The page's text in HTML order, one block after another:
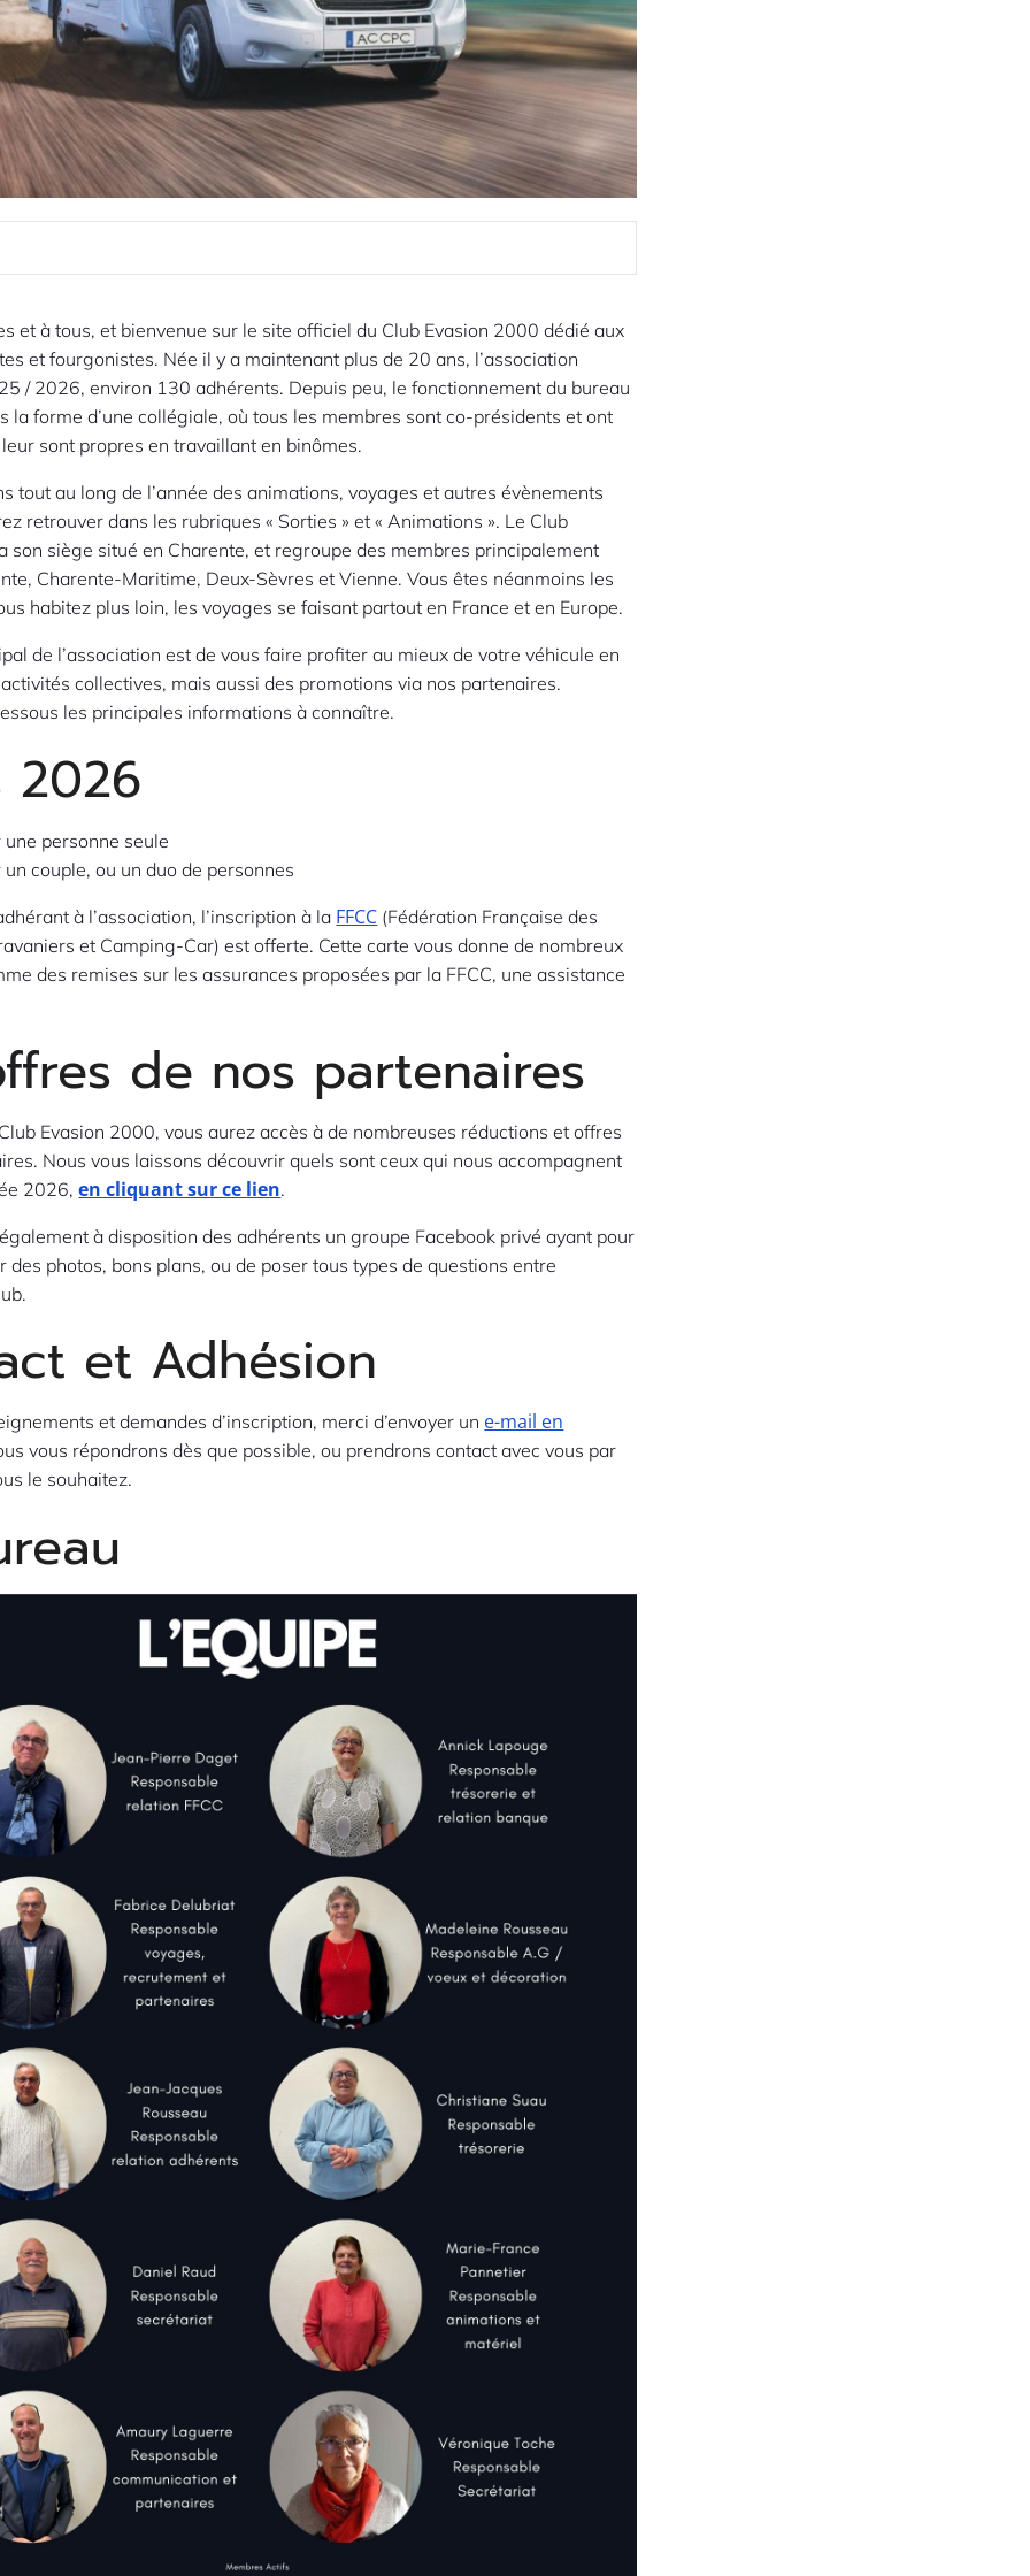
et à tous, et bienvenue sur le site officiel du Club Evasion 2000 dédié aux
et fourgonistes. Née il y a maintenant plus de 20 ans, l’association
/ 2026, environ 130 adhérents. Depuis peu, le fonctionnement du bureau
la forme d’une collégiale, où tous les membres sont co-présidents et ont
sont propres en travaillant en binômes.
tout au long de l’année des animations, voyages et autres évènements
retrouver dans les rubriques « Sorties » et « Animations ». Le Club
son siège situé en Charente, et regroupe des membres principalement
Charente-Maritime, Deux-Sèvres et Vienne. Vous êtes néanmoins les
habitez plus loin, les voyages se faisant partout en France et en Europe.
de l’association est de vous faire profiter au mieux de votre véhicule en
collectives, mais aussi des promotions via nos partenaires.
les principales informations à connaître.
2026
personne seule
couple, ou un duo de personnes
à l’association, l’inscription à la FFCC (Fédération Française des
et Camping-Car) est offerte. Cette carte vous donne de nombreux
des remises sur les assurances proposées par la FFCC, une assistance
de nos partenaires
Evasion 2000, vous aurez accès à de nombreuses réductions et offres
Nous vous laissons découvrir quels sont ceux qui nous accompagnent
2026,en cliquant sur ce lien.
à disposition des adhérents un groupe Facebook privé ayant pour
des photos, bons plans, ou de poser tous types de questions entre
et Adhésion
et demandes d’inscription, merci d’envoyer un e-mail en
vous répondrons dès que possible, ou prendrons contact avec vous par
le souhaitez.